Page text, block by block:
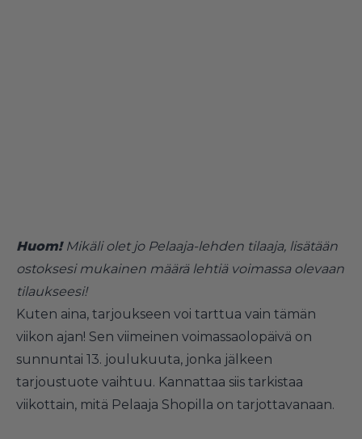
Huom!Mikäli olet jo Pelaaja-lehden tilaaja, lisätään
ostoksesi mukainen määrä lehtiä voimassa olevaan
tilaukseesi!
Kuten aina, tarjoukseen voi tarttua vain tämän
viikon ajan! Sen viimeinen voimassaolopäivä on
sunnuntai 13. joulukuuta, jonka jälkeen
tarjoustuote vaihtuu. Kannattaa siis tarkistaa
viikottain, mitä Pelaaja Shopilla on tarjottavanaan.